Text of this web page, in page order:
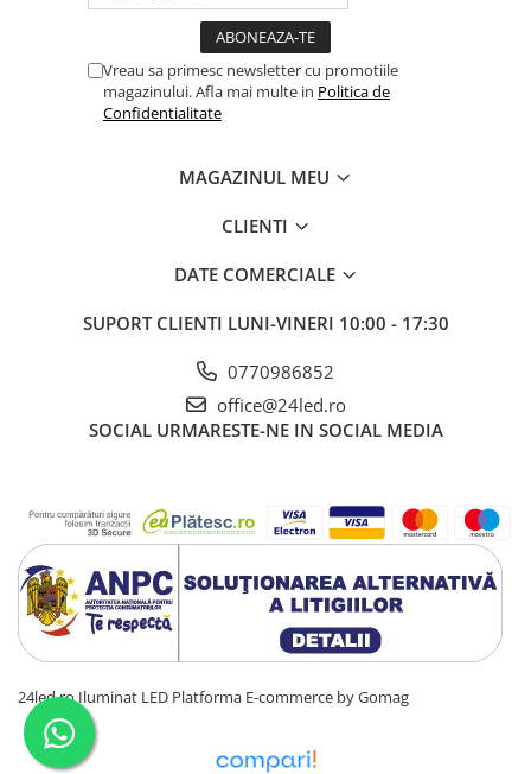
Vreau sa primesc newsletter cu promotiile
magazinului. Afla mai multe in Politica de
Confidentialitate
MAGAZINUL MEU
CLIENTI
DATE COMERCIALE
SUPORT CLIENTI LUNI-VINERI 10:00 - 17:30
0770986852
office@24led.ro
SOCIAL URMARESTE-NE IN SOCIAL MEDIA
24led.ro Iluminat LED Platforma E-commerce by Gomag